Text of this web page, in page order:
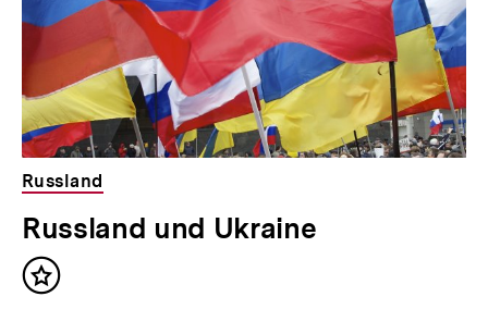
Russland
Russland und Ukraine
Inhalt